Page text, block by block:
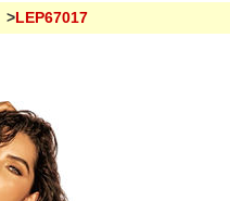
LEP67017